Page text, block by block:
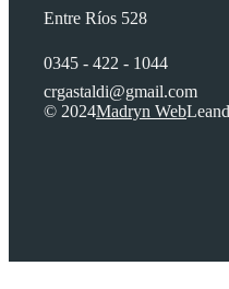
Entre Ríos 528
0345 - 422 - 1044
crgastaldi@gmail.com
© 2024Madryn Web